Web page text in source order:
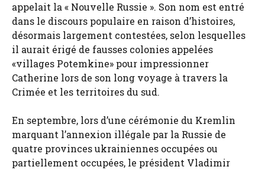
appelait la « Nouvelle Russie ». Son nom est entré
dans le discours populaire en raison d’histoires,
désormais largement contestées, selon lesquelles
il aurait érigé de fausses colonies appelées
«villages Potemkine» pour impressionner
Catherine lors de son long voyage à travers la
Crimée et les territoires du sud.
En septembre, lors d’une cérémonie du Kremlin
marquant l’annexion illégale par la Russie de
quatre provinces ukrainiennes occupées ou
partiellement occupées, le président Vladimir